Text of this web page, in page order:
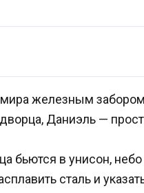
железным
Даниэль —
бьются в унисон,
сталь и